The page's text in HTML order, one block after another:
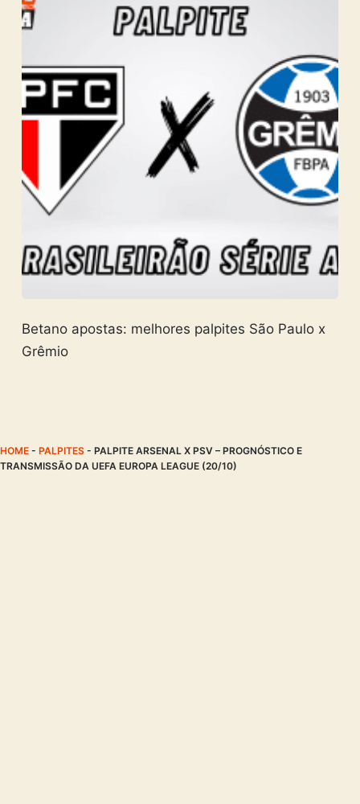
Betano apostas: melhores palpites São Paulo x
Grêmio
HOME - PALPITES - PALPITE ARSENAL X PSV – PROGNÓSTICO E
TRANSMISSÃO DA UEFA EUROPA LEAGUE (20/10)